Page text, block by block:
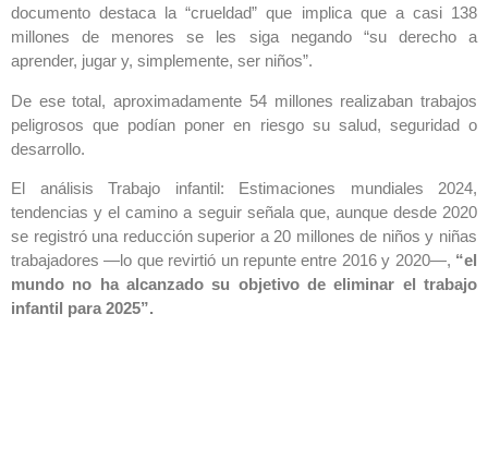
documento destaca la “crueldad” que implica que a casi 138
millones de menores se les siga negando “su derecho a
aprender, jugar y, simplemente, ser niños”.
De ese total, aproximadamente 54 millones realizaban trabajos
peligrosos que podían poner en riesgo su salud, seguridad o
desarrollo.
El análisis Trabajo infantil: Estimaciones mundiales 2024,
tendencias y el camino a seguir señala que, aunque desde 2020
se registró una reducción superior a 20 millones de niños y niñas
trabajadores —lo que revirtió un repunte entre 2016 y 2020—, “el
mundo no ha alcanzado su objetivo de eliminar el trabajo
infantil para 2025”.